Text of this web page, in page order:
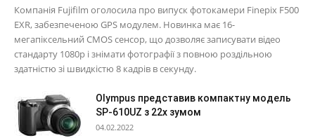
Компанія Fujifilm оголосила про випуск фотокамери Finepix F500
EXR, забезпеченою GPS модулем. Новинка має 16-
мегапіксельний CMOS сенсор, що дозволяє записувати відео
стандарту 1080p і знімати фотографії з повною роздільною
здатністю зі швидкістю 8 кадрів в секунду.
Olympus представив компактну модель
SP-610UZ з 22х зумом
04.02.2022